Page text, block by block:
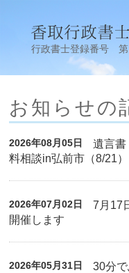
行政書士登録番号
お知らせの
2026年08月05日
遺言書
料相談in弘前市（8/21）
2026年07月02日
7月17
開催します
2026年05月31日
30分